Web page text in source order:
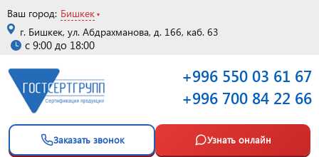
Ваш город: Бишкек
г. Бишкек, ул. Абдрахманова, д. 166, каб. 63
с 9:00 до 18:00
+996 550 03 61 67
+996 700 84 22 66
Заказать звонок Узнать онлайн